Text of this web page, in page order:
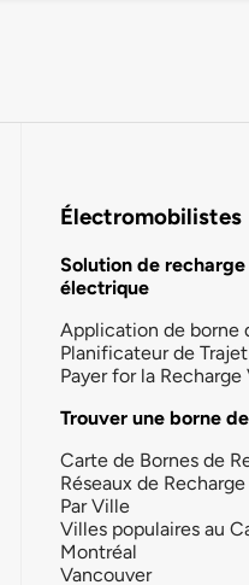
Électromobilistes
Solution de
électrique
Application de borne
Planificateur de
Payer for la Recharge
Trouver une borne
Carte de Bornes de
Réseaux de Recharge
Par Ville
Villes populaires au
Montréal
Vancouver